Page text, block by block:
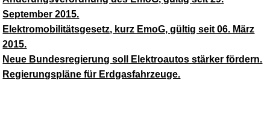
September 2015.
Elektromobilitätsgesetz, kurz EmoG, gültig seit 06. März
2015.
Neue Bundesregierung soll Elektroautos stärker fördern.
Regierungspläne für Erdgasfahrzeuge.